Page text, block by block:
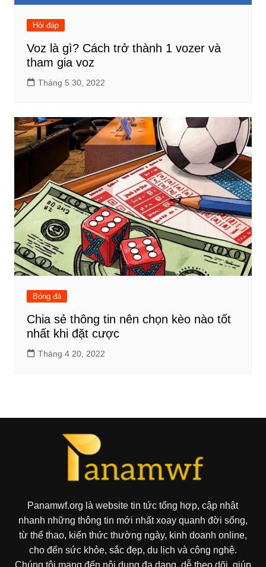
Hỏi đáp
Voz là gì? Cách trở thành 1 vozer và
tham gia voz
Tháng 5 30, 2022
Bóng đá
Chia sẻ thông tin nên chọn kèo nào tốt
nhất khi đặt cược
Tháng 4 20, 2022
Panamwf.org là website tin tức tổng hợp, cập nhật
nhanh những thông tin mới nhất xoay quanh đời sống,
từ thể thao, kiến thức thường ngày, kinh doanh online,
cho đến sức khỏe, sắc đẹp, du lịch và công nghệ.